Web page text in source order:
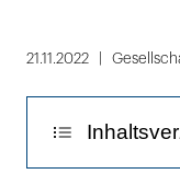
21.11.2022